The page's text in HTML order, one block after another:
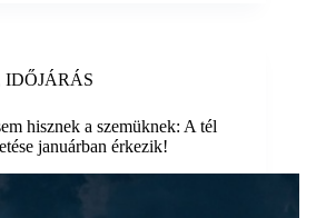
IDŐJÁRÁS
hisznek a szemüknek: A tél
januárban érkezik!